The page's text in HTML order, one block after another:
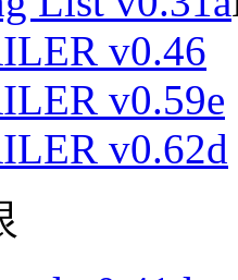
v0.46
v0.59e
v0.62d